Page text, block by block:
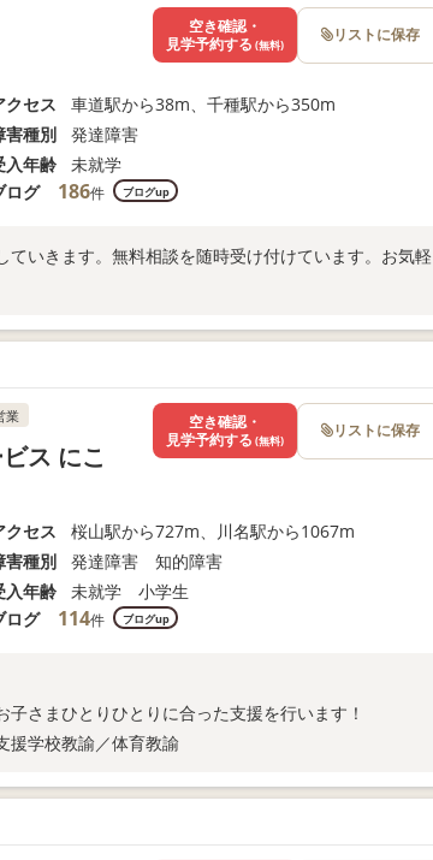
クセス
車道駅から38m、千種駅から350m
害種別
発達障害
入年齢
未就学
ログ
186件 ブログup
いきます。無料相談を随時受け付けています。お気軽
空き確認・
見学予約する (無料) リストに保存
業
ス にこ
クセス
桜山駅から727m、川名駅から1067m
害種別
発達障害 知的障害
入年齢
未就学 小学生
ログ
114件 ブログup
さまひとりひとりに合った支援を行います！
援学校教諭／体育教諭
空き確認・
見学予約する (無料) リストに保存